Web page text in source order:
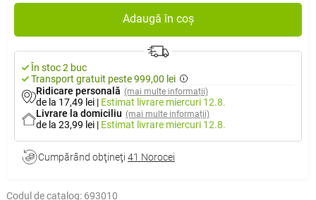
Adaugă în coș
În stoc 2 buc
Transport gratuit peste 999,00 lei
Ridicare personală (mai multe informații)
de la 17,49 lei | Estimat livrare miercuri 12.8.
Livrare la domiciliu (mai multe informații)
de la 23,99 lei | Estimat livrare miercuri 12.8.
Cumpărând obţineţi 41 Norocei
Codul de catalog: 693010